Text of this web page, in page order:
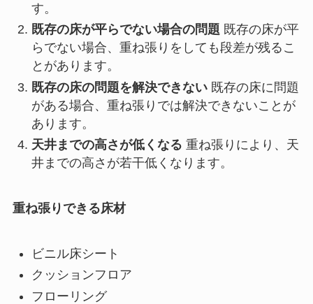
す。
既存の床が平らでない場合の問題 既存の床が平
らでない場合、重ね張りをしても段差が残るこ
とがあります。
既存の床の問題を解決できない既存の床に問題
がある場合、重ね張りでは解決できないことが
あります。
天井までの高さが低くなる 重ね張りにより、天
井までの高さが若干低くなります。
重ね張りできる床材
ビニル床シート
クッションフロア
フローリング